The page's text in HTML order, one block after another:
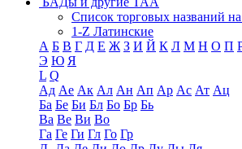
Список торговых названий
1-Z Латинские
А Б В Г Д Е Ж З И Й К Л М Н О П
Э Ю Я
L Q
Ад Ае Ак Ал Ан Ап Ар Ас Ат Ац
Ба Бе Би Бл Бо Бр Бь
Ва Ве Ви Во
Га Ге Ги Гл Го Гр